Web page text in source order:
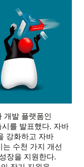
개발 플랫폼인
를 발표했다. 자바
강화하고 자바
수천 가지 개선
장을 지원한다.